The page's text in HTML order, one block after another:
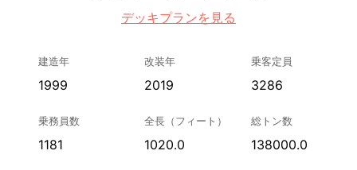
デッキプランを見る
建造年
1999
改装年
2019
乗客定員
3286
乗務員数
1181
全長（フィート）
1020.0
総トン数
138000.0